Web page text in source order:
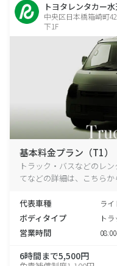
トヨタレンタカー
中央区日本橋箱崎町
下1F
基本料金プラン（T1）
トラック・バスなどのレ
てなどの詳細は、こちらか
代表車種 ラ
ボディタイプ ト
営業時間
6時間まで5,500円